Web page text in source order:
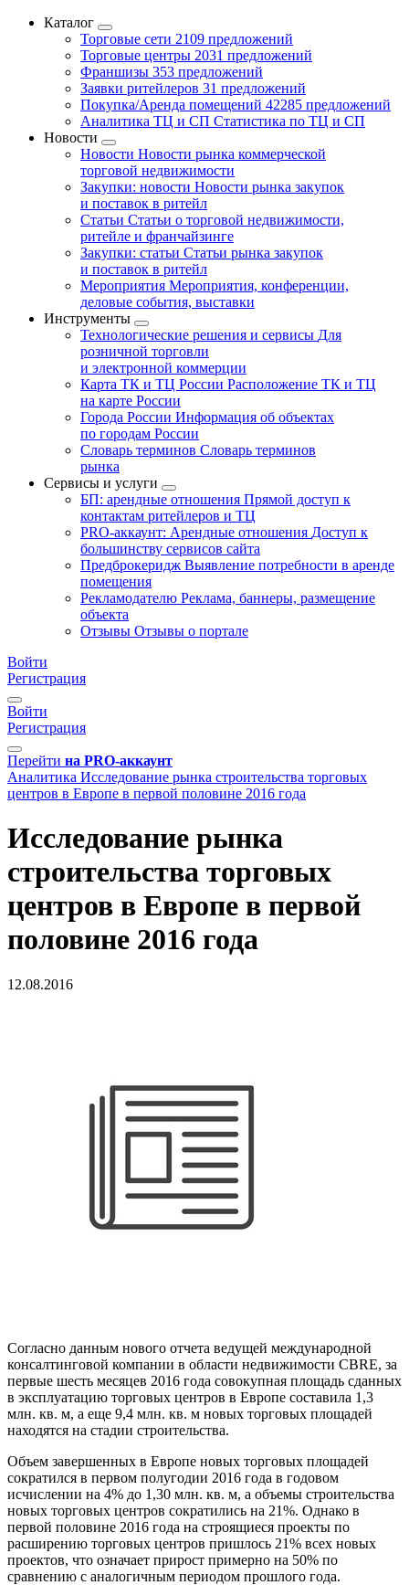
Каталог
Торговые сети 2109 предложений
Торговые центры 2031 предложений
Франшизы 353 предложений
Заявки ритейлеров 31 предложений
Покупка/Аренда помещений 42285 предложений
Аналитика ТЦ и СП Статистика по ТЦ и СП
Новости
Новости Новости рынка коммерческой
торговой недвижимости
Закупки: новости Новости рынка закупок
и поставок в ритейл
Статьи Статьи о торговой недвижимости,
ритейле и франчайзинге
Закупки: статьи Статьи рынка закупок
и поставок в ритейл
Мероприятия Мероприятия, конференции,
деловые события, выставки
Инструменты
Технологические решения и сервисы Для
розничной торговли
и электронной коммерции
Карта ТК и ТЦ России Расположение ТК и ТЦ
на карте России
Города России Информация об объектах
по городам России
Словарь терминов Словарь терминов
рынка
Сервисы и услуги
БП: арендные отношения Прямой доступ к
контактам ритейлеров и ТЦ
PRO-аккаунт: Арендные отношения Доступ к
большинству сервисов сайта
Предброкеридж Выявление потребности в аренде
помещения
Рекламодателю Реклама, баннеры, размещение
объекта
Отзывы Отзывы о портале
Войти
Регистрация
Войти
Регистрация
Перейти на PRO-аккаунт
Аналитика Исследование рынка строительства торговых
центров в Европе в первой половине 2016 года
Исследование рынка
строительства торговых
центров в Европе в первой
половине 2016 года
12.08.2016
Согласно данным нового отчета ведущей международной
консалтинговой компании в области недвижимости CBRE, за
первые шесть месяцев 2016 года совокупная площадь сданных
в эксплуатацию торговых центров в Европе составила 1,3
млн. кв. м, а еще 9,4 млн. кв. м новых торговых площадей
находятся на стадии строительства.
Объем завершенных в Европе новых торговых площадей
сократился в первом полугодии 2016 года в годовом
исчислении на 4% до 1,30 млн. кв. м, а объемы строительства
новых торговых центров сократились на 21%. Однако в
первой половине 2016 года на строящиеся проекты по
расширению торговых центров пришлось 21% всех новых
проектов, что означает прирост примерно на 50% по
сравнению с аналогичным периодом прошлого года.